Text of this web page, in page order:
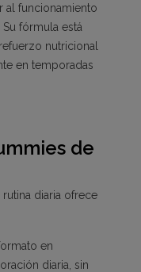
al funcionamiento
fórmula está
nutricional
en temporadas
de
diaria ofrece
en
diaria, sin